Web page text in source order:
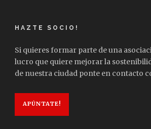
HAZTE SOCIO!
Si quieres formar parte de una
lucro que quiere mejorar la
de nuestra ciudad ponte en contacto
APÚNTATE!